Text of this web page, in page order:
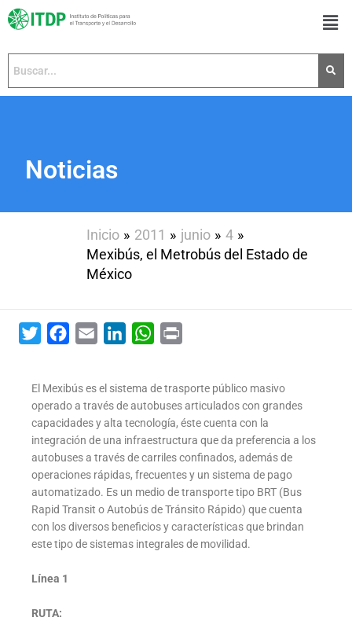
Noticias
Inicio 2011 junio
4
Mexibús, el Metrobús del Estado de
México
TwitterFacebook
Email LinkedInWhatsApp
El Mexibús es el sistema de trasporte público masivo
operado a través de autobuses articulados con grandes
capacidades y alta tecnología, éste cuenta con la
integración de una infraestructura que da preferencia a los
autobuses a través de carriles confinados, además de
operaciones rápidas, frecuentes y un sistema de pago
automatizado. Es un medio de transporte tipo BRT (Bus
Rapid Transit o Autobús de Tránsito Rápido) que cuenta
con los diversos beneficios y características que brindan
este tipo de sistemas integrales de movilidad.
Línea 1
RUTA: